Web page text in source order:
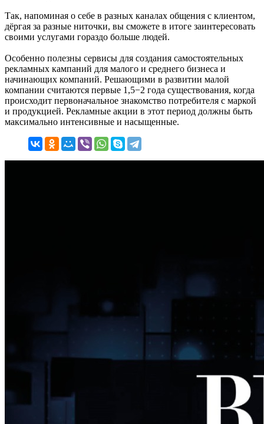
Так, напоминая о себе в разных каналах общения с клиентом,
дёргая за разные ниточки, вы сможете в итоге заинтересовать
своими услугами гораздо больше людей.
Особенно полезны сервисы для создания самостоятельных
рекламных кампаний для малого и среднего бизнеса и
начинающих компаний. Решающими в развитии малой
компании считаются первые 1,5−2 года существования, когда
происходит первоначальное знакомство потребителя с маркой
и продукцией. Рекламные акции в этот период должны быть
максимально интенсивные и насыщенные.